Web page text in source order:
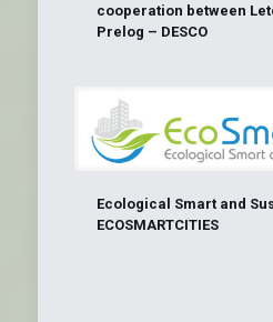
cooperation between
Prelog – DESCO
Ecological Smart and
ECOSMARTCITIES